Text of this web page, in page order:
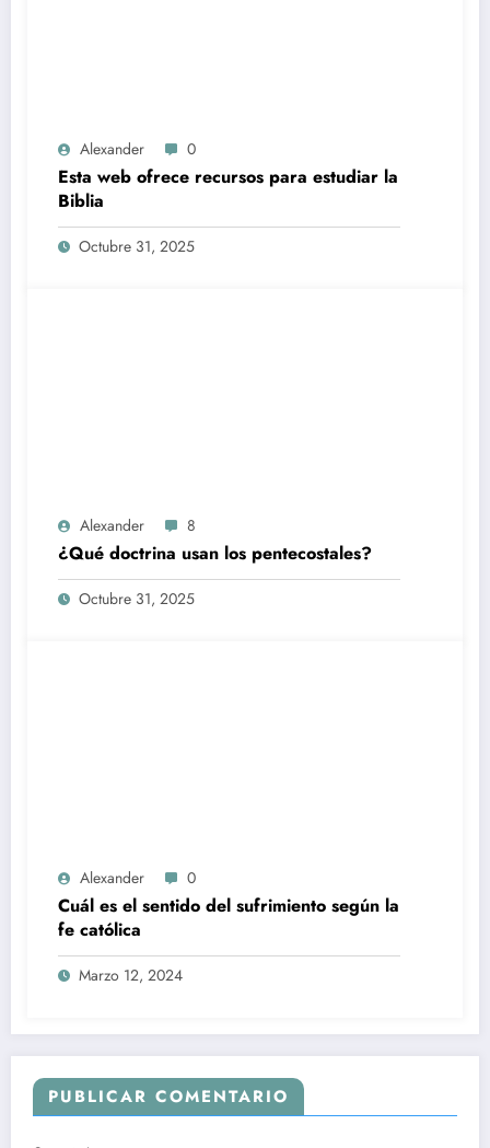
Alexander 0
Esta web ofrece recursos para estudiar la
Biblia
Octubre 31, 2025
Alexander 8
¿Qué doctrina usan los pentecostales?
Octubre 31, 2025
Alexander 0
Cuál es el sentido del sufrimiento según la
fe católica
Marzo 12, 2024
PUBLICAR COMENTARIO